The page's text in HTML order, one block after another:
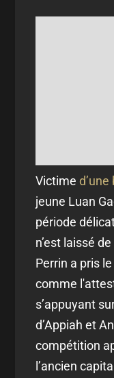
Victime
jeune Luan
période
n’est laissé
Perrin a pris
comme
s’appuyant
d’Appiah et
compétition
l’ancien